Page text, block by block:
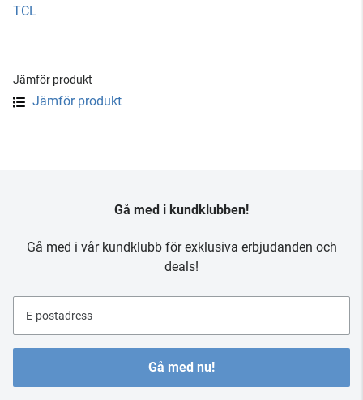
TCL
Jämför produkt
Jämför produkt
Gå med i kundklubben!
Gå med i vår kundklubb för exklusiva erbjudanden och
deals!
E-postadress
Gå med nu!